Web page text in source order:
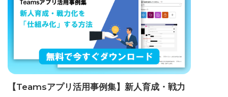
【Teamsアプリ活用事例集】新人育成・戦力